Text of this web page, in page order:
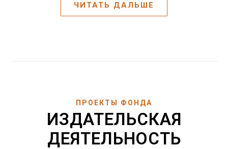
ЧИТАТЬ ДАЛЬШЕ
ПРОЕКТЫ ФОНДА
ИЗДАТЕЛЬСКАЯ
ДЕЯТЕЛЬНОСТЬ